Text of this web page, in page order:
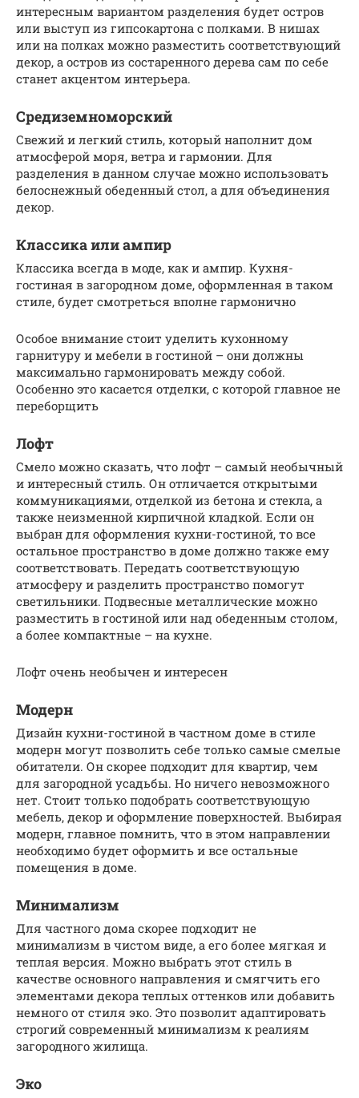
интересным вариантом разделения будет остров
или выступ из гипсокартона с полками. В нишах
или на полках можно разместить соответствующий
декор, а остров из состаренного дерева сам по себе
станет акцентом интерьера.
Средиземноморский
Свежий и легкий стиль, который наполнит дом
атмосферой моря, ветра и гармонии. Для
разделения в данном случае можно использовать
белоснежный обеденный стол, а для объединения
декор.
Классика или ампир
Классика всегда в моде, как и ампир. Кухня-
гостиная в загородном доме, оформленная в таком
стиле, будет смотреться вполне гармонично
Особое внимание стоит уделить кухонному
гарнитуру и мебели в гостиной – они должны
максимально гармонировать между собой.
Особенно это касается отделки, с которой главное не
переборщить
Лофт
Смело можно сказать, что лофт – самый необычный
и интересный стиль. Он отличается открытыми
коммуникациями, отделкой из бетона и стекла, а
также неизменной кирпичной кладкой. Если он
выбран для оформления кухни-гостиной, то все
остальное пространство в доме должно также ему
соответствовать. Передать соответствующую
атмосферу и разделить пространство помогут
светильники. Подвесные металлические можно
разместить в гостиной или над обеденным столом,
а более компактные – на кухне.
Лофт очень необычен и интересен
Модерн
Дизайн кухни-гостиной в частном доме в стиле
модерн могут позволить себе только самые смелые
обитатели. Он скорее подходит для квартир, чем
для загородной усадьбы. Но ничего невозможного
нет. Стоит только подобрать соответствующую
мебель, декор и оформление поверхностей. Выбирая
модерн, главное помнить, что в этом направлении
необходимо будет оформить и все остальные
помещения в доме.
Минимализм
Для частного дома скорее подходит не
минимализм в чистом виде, а его более мягкая и
теплая версия. Можно выбрать этот стиль в
качестве основного направления и смягчить его
элементами декора теплых оттенков или добавить
немного от стиля эко. Это позволит адаптировать
строгий современный минимализм к реалиям
загородного жилища.
Эко